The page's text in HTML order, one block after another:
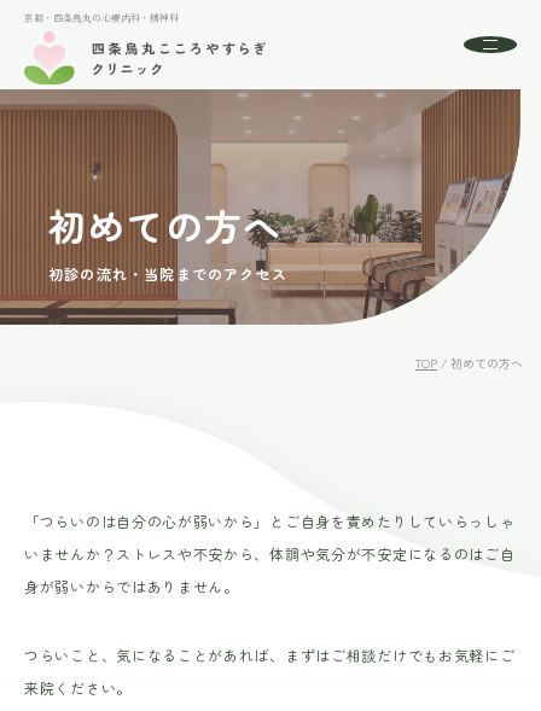
京都・四条烏丸の心療内科・精神科
初めての方へ
初診の流れ・当院までのアクセス
TOP / 初めての方へ
「つらいのは自分の心が弱いから」とご自身を責めたりしていらっしゃ
いませんか？ストレスや不安から、体調や気分が不安定になるのはご自
身が弱いからではありません。
つらいこと、気になることがあれば、まずはご相談だけでもお気軽にご
来院ください。
京都・四条烏丸の心療内科・精神科
四条烏丸こころやすらぎクリニックとは
Menu 診療案内
Access アクセス
WEB予約
18歳未満の方へ